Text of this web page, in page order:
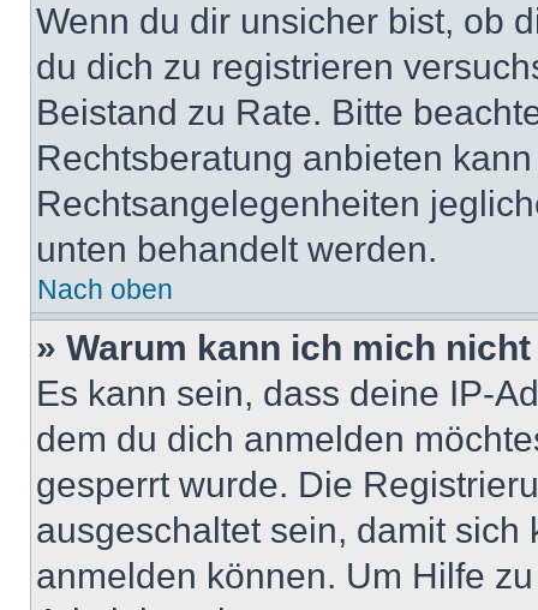
Wenn du dir unsicher bist, ob
du dich zu registrieren
Beistand zu Rate. Bitte
Rechtsberatung anbieten
Rechtsangelegenheiten
unten behandelt werden.
Nach oben
» Warum kann ich mich
Es kann sein, dass deine IP-
dem du dich anmelden
gesperrt wurde. Die
ausgeschaltet sein, damit
anmelden können. Um Hilfe